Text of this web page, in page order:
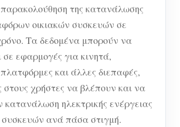
της κατανάλωσης
οικιακών συσκευών σε
Τα δεδομένα μπορούν να
σε εφαρμογές για κινητά,
πλατφόρμες και άλλες διεπαφές,
στους χρήστες να βλέπουν και να
ηλεκτρικής ενέργειας
συσκευών ανά πάσα στιγμή.